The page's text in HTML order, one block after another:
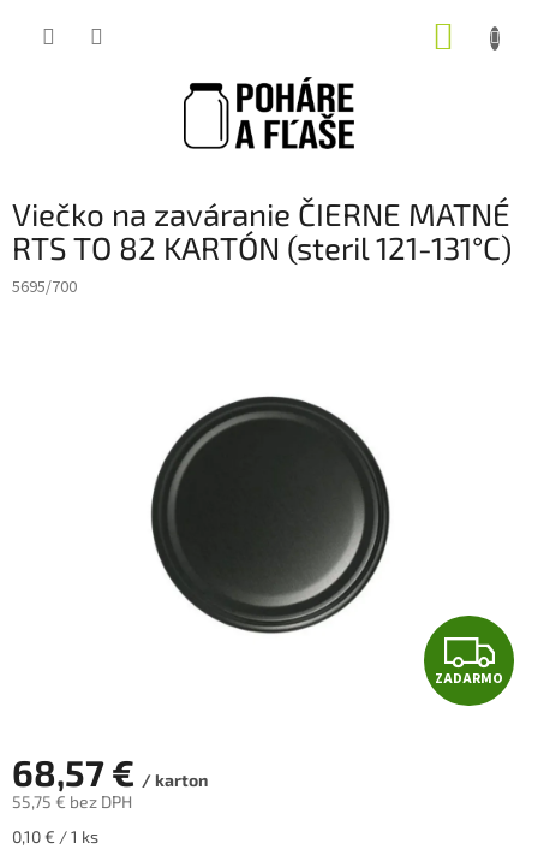
Viečko na zaváranie ČIERNE MATNÉ
RTS TO 82 KARTÓN (steril 121-131°C)
5695/700
Z
A
ZADARMO
68,57 € / karton
55,75 € bez DPH
Jednotková
0,10 € / 1 ks